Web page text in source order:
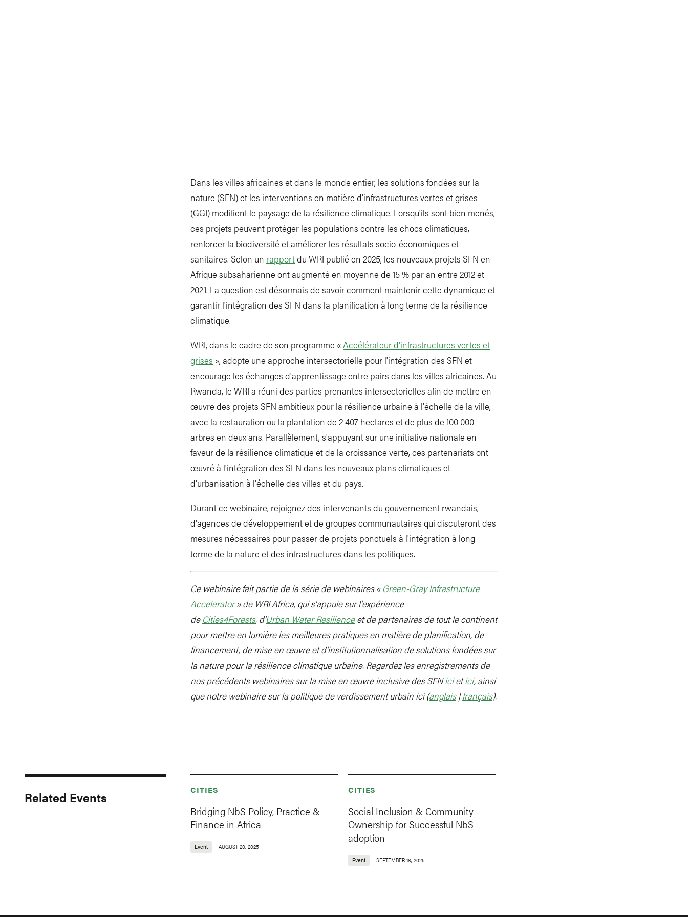
Dans les villes africaines et dans le monde entier, les solutions fondées sur la
nature (SFN) et les interventions en matière d'infrastructures vertes et grises
(GGI) modifient le paysage de la résilience climatique. Lorsqu'ils sont bien menés,
ces projets peuvent protéger les populations contre les chocs climatiques,
renforcer la biodiversité et améliorer les résultats socio-économiques et
sanitaires. Selon un rapportdu WRI publié en 2025, les nouveaux projets SFN en
Afrique subsaharienne ont augmenté en moyenne de 15 % par an entre 2012 et
2021. La question est désormais de savoir comment maintenir cette dynamique et
garantir l'intégration des SFN dans la planification à long terme de la résilience
climatique.
WRI, dans le cadre de son programme «Accélérateur d'infrastructures vertes et
grises », adopte une approche intersectorielle pour l'intégration des SFN et
encourage les échanges d'apprentissage entre pairs dans les villes africaines. Au
Rwanda, le WRI a réuni des parties prenantes intersectorielles afin de mettre en
œuvre des projets SFN ambitieux pour la résilience urbaine à l'échelle de la ville,
avec la restauration ou la plantation de 2 407 hectares et de plus de 100 000
arbres en deux ans. Parallèlement, s'appuyant sur une initiative nationale en
faveur de la résilience climatique et de la croissance verte, ces partenariats ont
œuvré à l'intégration des SFN dans les nouveaux plans climatiques et
d'urbanisation à l'échelle des villes et du pays.
Durant ce webinaire, rejoignez des intervenants du gouvernement rwandais,
d'agences de développement et de groupes communautaires qui discuteront des
mesures nécessaires pour passer de projets ponctuels à l'intégration à long
terme de la nature et des infrastructures dans les politiques.
Ce webinaire fait partie de la série de webinaires «Green-Gray Infrastructure
Accelerator» de WRI Africa, qui s'appuie sur l'expérience
de Cities4Forests, d’Urban Water Resilienceet de partenaires de tout le continent
pour mettre en lumière les meilleures pratiques en matière de planification, de
financement, de mise en œuvre et d'institutionnalisation de solutions fondées sur
la nature pour la résilience climatique urbaine. Regardez les enregistrements de
nos précédents webinaires sur la mise en œuvre inclusive des SFNicietici, ainsi
que notre webinaire sur la politique de verdissement urbain ici (anglais|français).
Related Events CITIES
Bridging NbS Policy, Practice &
Finance in Africa
Event AUGUST 20, 2025
CITIES
Social Inclusion & Community
Ownership for Successful NbS
adoption
Event SEPTEMBER 18, 2025